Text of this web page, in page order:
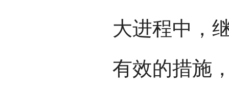
大进程中，
有效的措施